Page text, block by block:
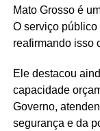
Mato Grosso é
O serviço público
reafirmando isso
Ele destacou
capacidade
Governo,
segurança e da